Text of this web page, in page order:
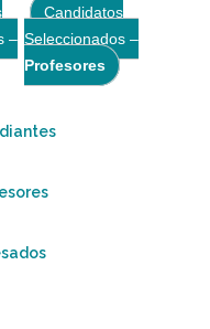
–
Candidatos
Seleccionados –
Profesores